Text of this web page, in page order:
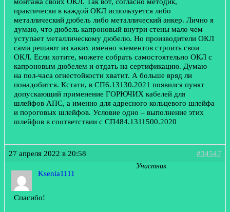
практически в каждой ОКЛ используется либо
металлический дюбель либо металлический анкер. Лично я
думаю, что дюбель капроновый внутри стены мало чем
уступает металлическому дюбелю. Но производители ОКЛ
сами решают из каких именно элементов строить свои
ОКЛ. Если хотите, можете собрать самостоятельно ОКЛ с
капроновым дюбелем и отдать на сертификацию. Думаю
на пол-часа огнестойкости хватит. А больше вряд ли
понадобится. Кстати, в СП6.13130.2021 появился пункт
допускающий применение ГОРЮЧИХ кабелей для
шлейфов АПС, а именно для адресного кольцевого шлейфа
и пороговых шлейфов. Условие одно – выполнение этих
шлейфов в соответствии с СП484.1311500.2020
27 апреля 2022 в 20:58 #34547
Ksenia1111
Участник
Спасибо!